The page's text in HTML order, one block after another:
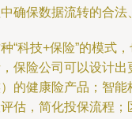
确保数据流转的合法
“科技+保险”的模式
保险公司可以设计
的健康险产品；智
估，简化投保流程